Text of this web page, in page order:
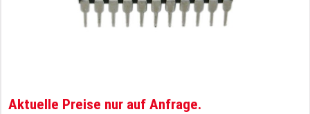
Aktuelle Preise nur auf Anfrage.